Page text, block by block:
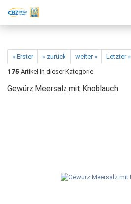
« Erster « zurück weiter »
Letzter »
175 Artikel in dieser Kategorie
Gewürz Meersalz mit Knoblauch